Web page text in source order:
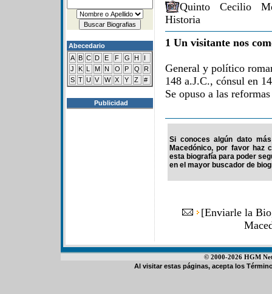
Abecedario
A B C D E F G H
I
J
K L M N O P Q
R
S T U V W X Y Z #
Publicidad
Quinto Cecilio
Historia
1 Un visitante nos
General y político
148 a.J.C., cónsul en
Se opuso a las
Si conoces algún dato
Macedónico, por favor haz
esta biografía para poder
en el mayor buscador de
[Enviarle la
© 2000-2026 HGM
Al visitar estas páginas, acepta los